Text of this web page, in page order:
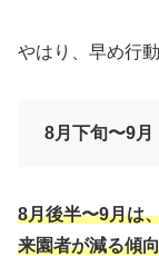
やはり、早め行
8月下旬〜9月
8月後半〜9月は
来園者が減る傾向